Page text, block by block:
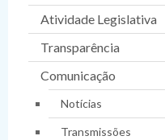
Atividade Legislativa
Transparência
Comunicação
Notícias
Transmissões